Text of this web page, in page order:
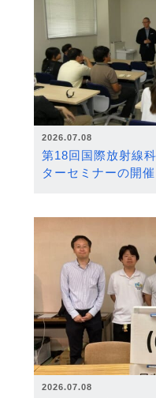
2026.07.08
第18回国際放射線
ターセミナーの開催
2026.07.08